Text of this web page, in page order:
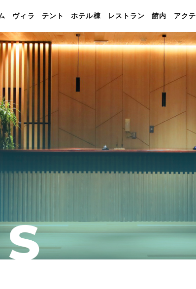
ヴィラ テント ホテル棟 レストラン 館内 アク